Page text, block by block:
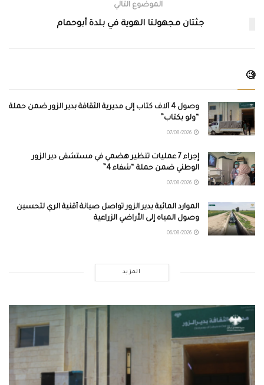
الموضوع التالي
جثتان مجهولتا الهوية في بلدة أبوحمام
🧐
وصول 4 آلاف كتاب إلى مديرية الثقافة بدير الزور ضمن حملة
“ولو بكتاب”
إجراء 7 عمليات تنظير هضمي في مستشفى دير الزور
الوطني ضمن حملة “شفاء 4”
الموارد المائية بدير الزور تواصل صيانة أقنية الري لتحسين
وصول المياه إلى الأراضي الزراعية
المزيد